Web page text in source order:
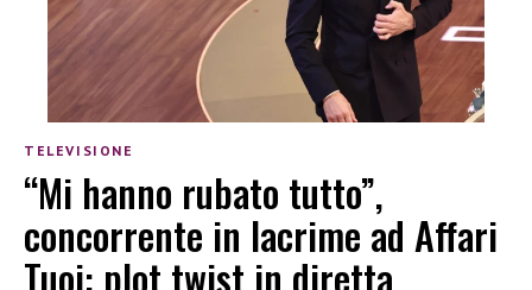
TELEVISIONE
“Mi hanno rubato tutto”,
concorrente in lacrime ad Affari
Tuoi: plot twist in diretta